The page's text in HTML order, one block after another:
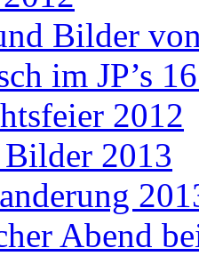
Bilder
im JP’s
2012
2013
Abend